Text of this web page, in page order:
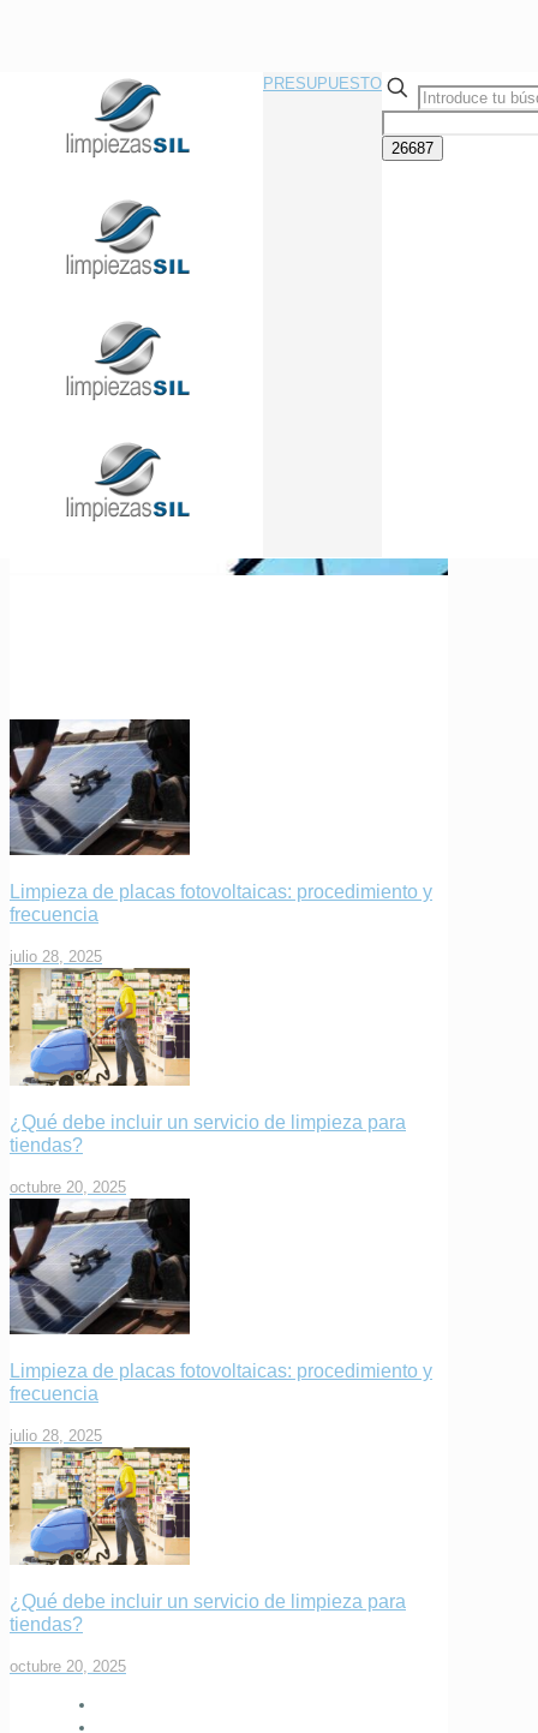
Llama Ahora Sin Compromiso
91 433 08 95
PRESUPUESTO
¿Por qué contratar una
profesional para tu oficina?
Limpieza de placas fotovoltaicas: procedimiento y
frecuencia
julio 28, 2025
¿Qué debe incluir un servicio de limpieza para
tiendas?
octubre 20, 2025
Limpieza de placas fotovoltaicas: procedimiento y
frecuencia
julio 28, 2025
¿Qué debe incluir un servicio de limpieza para
tiendas?
octubre 20, 2025